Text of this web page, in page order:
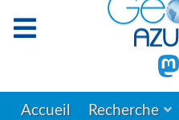
Accueil Recherche